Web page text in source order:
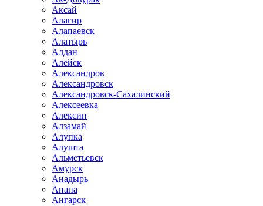
Аксай
Алагир
Алапаевск
Алатырь
Алдан
Алейск
Александров
Александровск
Александровск-Сахалинский
Алексеевка
Алексин
Алзамай
Алупка
Алушта
Альметьевск
Амурск
Анадырь
Анапа
Ангарск